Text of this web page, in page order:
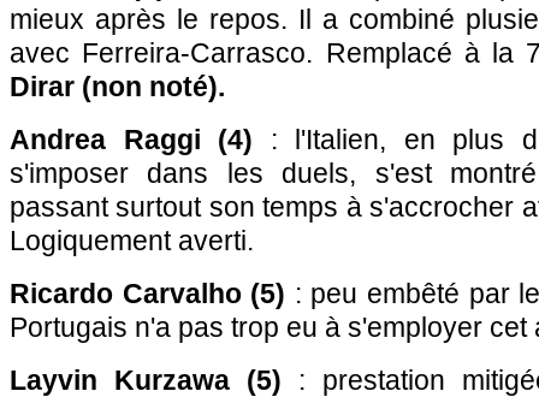
mieux après le repos. Il a combiné
avec Ferreira-Carrasco. Remplacé à la
Dirar (non noté).
Andrea Raggi (4) : l'Italien, en plus
s'imposer dans les duels, s'est
passant surtout son temps à s'accrocher
Logiquement averti.
Ricardo Carvalho (5) : peu embêté par
Portugais n'a pas trop eu à s'employer cet
Layvin Kurzawa (5) : prestation